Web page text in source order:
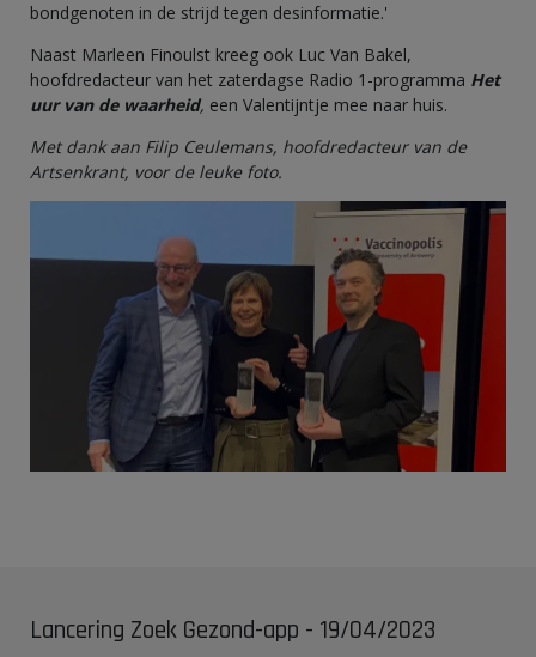
bondgenoten in de strijd tegen desinformatie.'
Naast Marleen Finoulst kreeg ook Luc Van Bakel,
hoofdredacteur van het zaterdagse Radio 1-programma Het
uur van de waarheid, een Valentijntje mee naar huis.
Met dank aan Filip Ceulemans, hoofdredacteur van de
Artsenkrant, voor de leuke foto.
Lancering Zoek Gezond-app - 19/04/2023